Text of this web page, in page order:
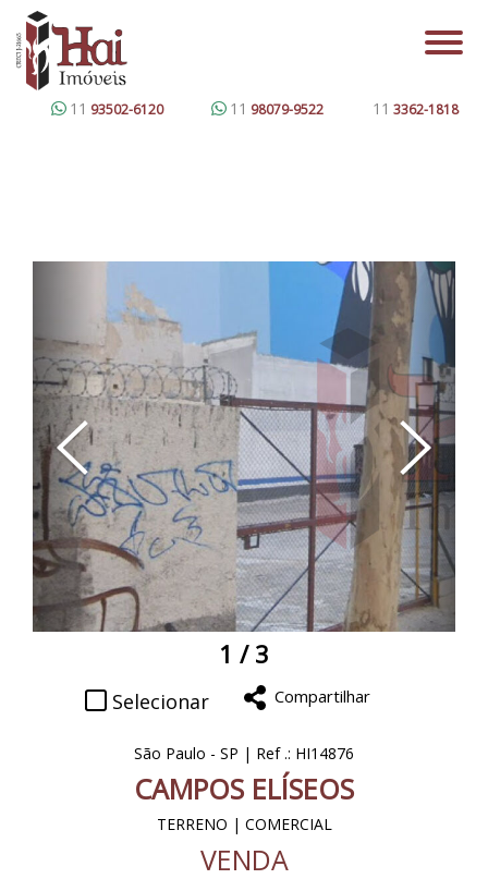
11 93502-6120 11 98079-9522 11 3362-1818
1 / 3
Selecionar Compartilhar
São Paulo - SP | Ref .: HI14876
CAMPOS ELÍSEOS
TERRENO | COMERCIAL
VENDA